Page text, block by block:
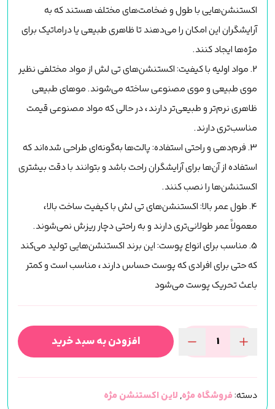
اکستنشن‌هایی با طول و ضخامت‌های مختلف هستند که به
آرایشگران این امکان را می‌دهند تا ظاهری طبیعی یا دراماتیک برای
مژه‌ها ایجاد کنند.
2. مواد اولیه با کیفیت: اکستنشن‌های تی لش از مواد مختلفی نظیر
موی طبیعی و موی مصنوعی ساخته می‌شوند. موهای طبیعی
ظاهری نرم‌تر و طبیعی‌تر دارند، در حالی که مواد مصنوعی قیمت
مناسب‌تری دارند.
3. فرم‌دهی و راحتی استفاده: پالت‌ها به‌گونه‌ای طراحی شده‌اند که
استفاده از آن‌ها برای آرایشگران راحت باشد و بتوانند با دقت بیشتری
اکستنشن‌ها را نصب کنند.
4. طول عمر بالا: اکستنشن‌های تی لش با کیفیت ساخت بالا،
معمولاً عمر طولانی‌تری دارند و به راحتی دچار ریزش نمی‌شوند.
5. مناسب برای انواع پوست: این برند اکستنشن‌هایی تولید می‌کند
که حتی برای افرادی که پوست حساس دارند، مناسب است و کمتر
باعث تحریک پوست می‌شود
پالت
تی
افزودن به سبد خرید
دسته:فروشگاه مژه, لاین اکستنشن مژه